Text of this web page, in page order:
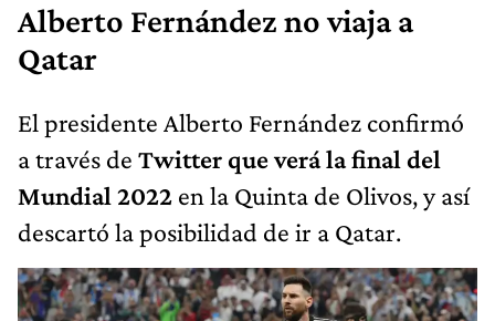
Alberto Fernández no viaja a
Qatar
El presidente Alberto Fernández confirmó
a través de Twitter que verá la final del
Mundial 2022 en la Quinta de Olivos, y así
descartó la posibilidad de ir a Qatar.